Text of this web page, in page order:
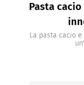
Pasta
La pasta cacio